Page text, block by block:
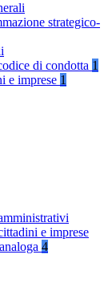
strategico-
di condotta 1
e imprese 1
e imprese
4